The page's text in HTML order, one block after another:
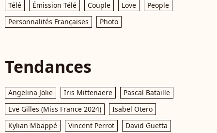
Télé Émission Télé Couple Love
People
Personnalités Françaises
Photo
Tendances
Angelina Jolie Iris Mittenaere
Pascal Bataille
Eve Gilles (Miss France 2024)
Isabel Otero
Kylian Mbappé
Vincent Perrot David Guetta